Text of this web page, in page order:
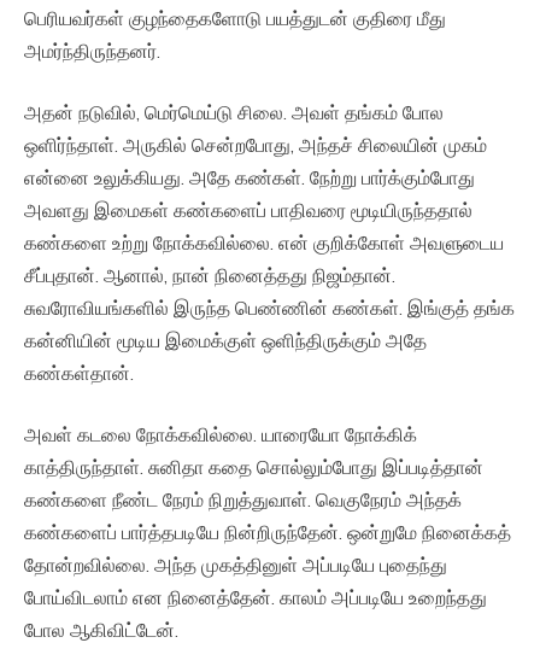
பெரியவர்கள் குழந்தைகளோடு பயத்துடன் குதிரை மீது
அமர்ந்திருந்தனர்.
அதன் நடுவில், மெர்மெய்டு சிலை. அவள் தங்கம் போல
ஒளிர்ந்தாள். அருகில் சென்றபோது, அந்தச் சிலையின் முகம்
என்னை உலுக்கியது. அதே கண்கள். நேற்று பார்க்கும்போது
அவளது இமைகள் கண்களைப் பாதிவரை மூடியிருந்ததால்
கண்களை உற்று நோக்கவில்லை. என் குறிக்கோள் அவளுடைய
சீப்புதான். ஆனால், நான் நினைத்தது நிஜம்தான்.
சுவரோவியங்களில் இருந்த பெண்ணின் கண்கள். இங்குத் தங்க
கன்னியின் மூடிய இமைக்குள் ஒளிந்திருக்கும் அதே
கண்கள்தான்.
அவள் கடலை நோக்கவில்லை. யாரையோ நோக்கிக்
காத்திருந்தாள். சுனிதா கதை சொல்லும்போது இப்படித்தான்
கண்களை நீண்ட நேரம் நிறுத்துவாள். வெகுநேரம் அந்தக்
கண்களைப் பார்த்தபடியே நின்றிருந்தேன். ஒன்றுமே நினைக்கத்
தோன்றவில்லை. அந்த முகத்தினுள் அப்படியே புதைந்து
போய்விடலாம் என நினைத்தேன். காலம் அப்படியே உறைந்தது
போல ஆகிவிட்டேன்.